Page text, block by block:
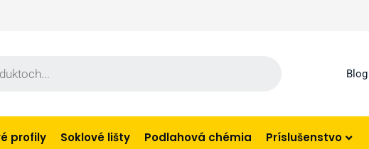
Blog
profily Soklové lišty Podlahová chémia Príslušenstvo